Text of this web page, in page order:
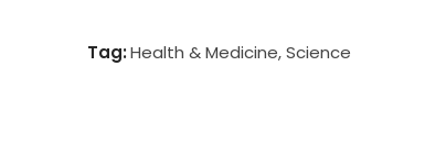
Tag:
All, Health & Medicine, Science